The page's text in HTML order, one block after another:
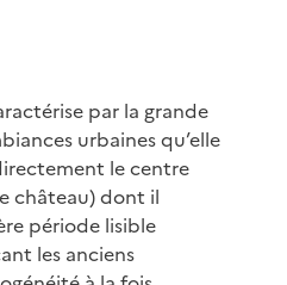
par la grande
urbaines qu’elle
le centre
château) dont il
période lisible
les anciens